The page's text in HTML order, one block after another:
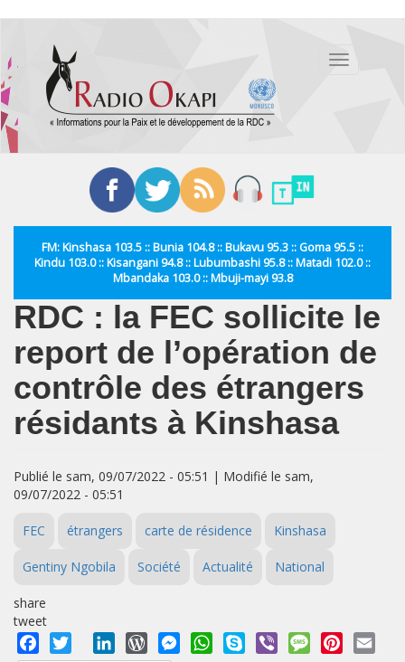
contenu
principal
Toggle
FM: Kinshasa 103.5 :: Bunia 104.8 :: Bukavu 95.3 :: Goma 95.5 ::
Kindu 103.0 :: Kisangani 94.8 :: Lubumbashi 95.8 :: Matadi 102.0 ::
Mbandaka 103.0 :: Mbuji-mayi 93.8
RDC : la FEC sollicite le
report de l’opération de
contrôle des étrangers
résidants à Kinshasa
Publié le sam, 09/07/2022 - 05:51 | Modifié le sam,
09/07/2022 - 05:51
FEC étrangers carte de résidence Kinshasa
Gentiny Ngobila Société Actualité National
share
tweet
Facebook
Twitter LinkedInWordPressMessengerWhatsApp
Skype Viber MessagePinterest